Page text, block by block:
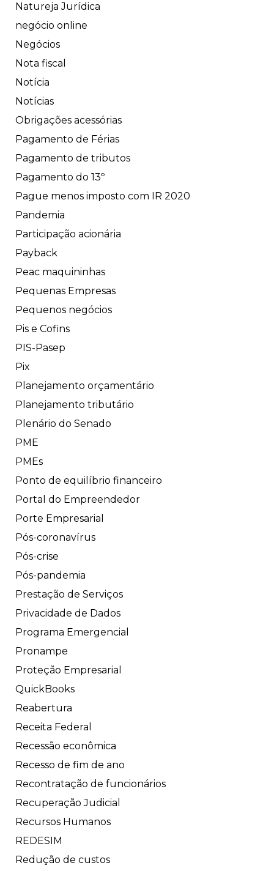
Natureja Jurídica
negócio online
Negócios
Nota fiscal
Notícia
Notícias
Obrigações acessórias
Pagamento de Férias
Pagamento de tributos
Pagamento do 13º
Pague menos imposto com IR 2020
Pandemia
Participação acionária
Payback
Peac maquininhas
Pequenas Empresas
Pequenos negócios
Pis e Cofins
PIS-Pasep
Pix
Planejamento orçamentário
Planejamento tributário
Plenário do Senado
PME
PMEs
Ponto de equilíbrio financeiro
Portal do Empreendedor
Porte Empresarial
Pós-coronavírus
Pós-crise
Pós-pandemia
Prestação de Serviços
Privacidade de Dados
Programa Emergencial
Pronampe
Proteção Empresarial
QuickBooks
Reabertura
Receita Federal
Recessão econômica
Recesso de fim de ano
Recontratação de funcionários
Recuperação Judicial
Recursos Humanos
REDESIM
Redução de custos